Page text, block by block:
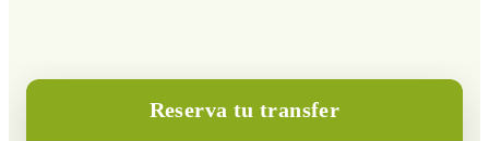
Reserva tu transfer